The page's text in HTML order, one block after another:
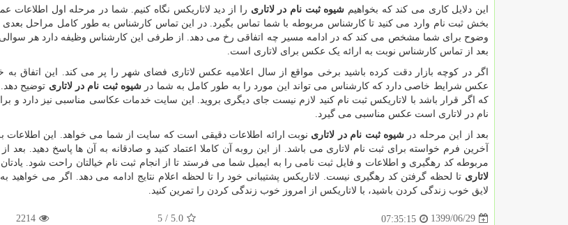
این دلایل کاری می کند که بخواهیم شیوه ثبت نام در لاتاری را از دید لاتاریکس نگاه کنیم. شما در مرحله اول اطلاعات
بخش ثبت نام وارد می کنید تا کارشناس مربوطه با شما تماس بگیرد. در این تماس کارشناس به طور کامل مراحل بعدی
وضوح برای شما مشخص می کند که در ادامه مسیر چه اتفاقی رخ می دهد. از طرفی این کارشناس وظیفه دارد هر سوالی
بعد از تماس کارشناس نوبت به ارائه یک عکس برای لاتاری است.
اگر در کوچه بازار دقت کرده باشید برخی مواقع از سال اعلامیه عکس لاتاری فضای شهر را پر می کند. این اتفاق
عکس شرایط خاصی دارد که کارشناس می تواند این مورد را به طور کامل به شما درشیوه ثبت نام در لاتاری توضیح
که اگر قرار باشد با لاتاریکس ثبت نام کنید لازم نیست جای دیگری بروید. این سایت خدمات عکاسی مناسبی نیز دارد و
نام در لاتاری است عکس مناسبی می گیرد.
بعد از این مرحله درشیوه ثبت نام در لاتاری نوبت ارائه اطلاعات دقیقی است که سایت از شما می خواهد. این اطلاعات
آخرین فرم خواسته برای ثبت نام لاتاری می باشد. از این روبه آن کاملا اعتماد کنید و صادقانه به آن ها پاسخ دهید. بعد
مربوطه کد رهگیری و اطلاعات و فایل ثبت نامی را به ایمیل شما می فرستد تا از انجام ثبت نام خیالتان راحت شود.
لاتاری تا لحظه گرفتن کد رهگیری نیست. لاتاریکس پشتیبانی خود را تا لحظه اعلام نتایج ادامه می دهد. اگر می خواهید به
لایق خوب زندگی کردن باشید، با لاتاریکس از امروز خوب زندگی کردن را تمرین کنید.
1399/06/29
07:35:15
5.0
/ 5
2214